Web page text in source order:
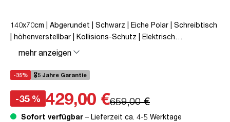
140x70cm | Abgerundet | Schwarz | Eiche Polar | Schreibtisch
| höhenverstellbar | Kollisions-Schutz | Elektrisch
höhenverstellbar | Kindersicherung | Metall | Holz | Schwarz |
Beige | 5 Jahre Herstellergarantie | unmontiert | TÜV© mobiles
Arbeiten | bis zu 80 kg | Y-Line | Y-Line Curved | Steckertyp C
mehr anzeigen
-35% 🎖️5 Jahre Garantie
-35 % 429,00 €659,00 €
Sofort verfügbar – Lieferzeit ca. 4-5 Werktage